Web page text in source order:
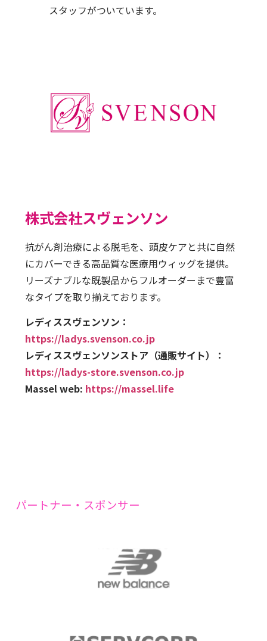
スタッフがついています。
株式会社スヴェンソン
抗がん剤治療による脱毛を、頭皮ケアと共に自然
にカバーできる高品質な医療用ウィッグを提供。
リーズナブルな既製品からフルオーダーまで豊富
なタイプを取り揃えております。
レディススヴェンソン：
https://ladys.svenson.co.jp
レディススヴェンソンストア（通販サイト）：
https://ladys-store.svenson.co.jp
Massel web: https://massel.life
パートナー・スポンサー